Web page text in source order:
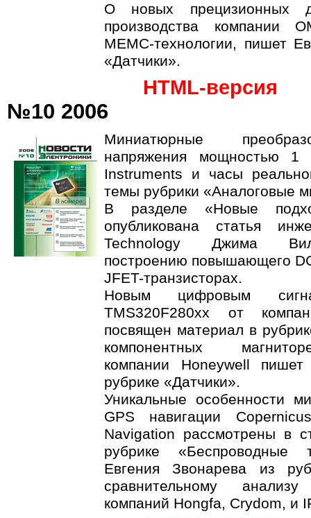
О новых прецизионных
производства компании
MEMC-технологии, пишет
«Датчики».
HTML-версия
№10 2006
Миниатюрные
напряжения мощностью 1
Instruments и часы
темы рубрики «Аналоговые
В разделе «Новые
опубликована статья
Technology Джима
построению повышающего
JFET-транзисторах.
Новым цифровым
TMS320F280xx от
посвящен материал в
компонентных
компании Honeywell
рубрике «Датчики».
Уникальные особенности
GPS навигации
Navigation рассмотрены в
рубрике «Беспроводные
Евгения Звонарева из
сравнительному
компаний Hongfa, Crydom, и